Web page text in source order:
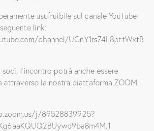
usufruibile sul canale YouTube
link:
channel/UCnY1rs74L8pttWxtB
l’incontro potrà anche essere
la nostra piattaforma ZOOM
j/89528839925?